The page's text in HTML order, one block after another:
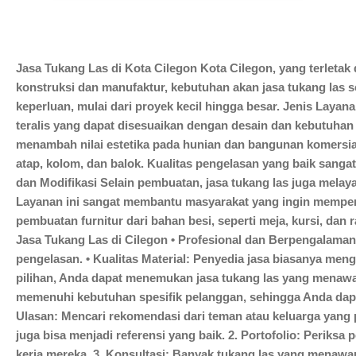
Jasa Tukang Las di Kota Cilegon Kota Cilegon, yang
konstruksi dan manufaktur, kebutuhan akan jasa tukang las
keperluan, mulai dari proyek kecil hingga besar. Jenis
teralis yang dapat disesuaikan dengan desain dan
menambah nilai estetika pada hunian dan bangunan
atap, kolom, dan balok. Kualitas pengelasan yang baik
dan Modifikasi Selain pembuatan, jasa tukang las juga
Layanan ini sangat membantu masyarakat yang ingin
pembuatan furnitur dari bahan besi, seperti meja, kursi,
Jasa Tukang Las di Cilegon • Profesional dan
pengelasan. • Kualitas Material: Penyedia jasa biasanya
pilihan, Anda dapat menemukan jasa tukang las yang
memenuhi kebutuhan spesifik pelanggan, sehingga Anda
Ulasan: Mencari rekomendasi dari teman atau keluarga
juga bisa menjadi referensi yang baik. 2. Portofolio: Periksa